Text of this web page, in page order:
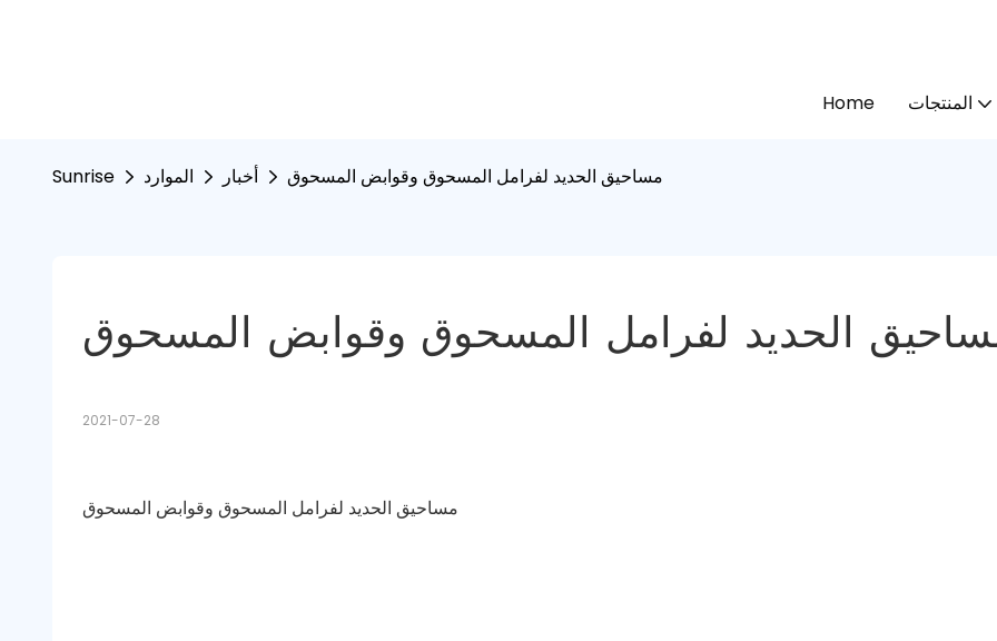
Home المنتجات
Sunrise الموارد أخبار مساحيق الحديد لفرامل المسحوق وقوابض المسحوق
الحديد لفرامل المسحوق وقوابض المسحوق
2021-07-28
مساحيق الحديد لفرامل المسحوق وقوابض المسحوق